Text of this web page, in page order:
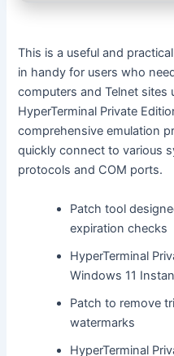
This is a useful and
in handy for users who
computers and Telnet sites
HyperTerminal Private
comprehensive emulation
quickly connect to various
protocols and COM ports.
Patch tool
expiration checks
HyperTerminal
Windows 11
Patch to remove
watermarks
HyperTerminal